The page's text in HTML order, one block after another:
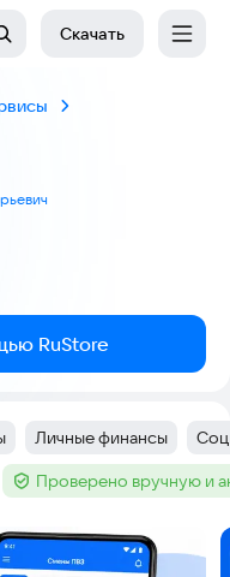
Скачать
RuStore
Тег:
Личные финансы Тег:
Тег :Проверено вручную и